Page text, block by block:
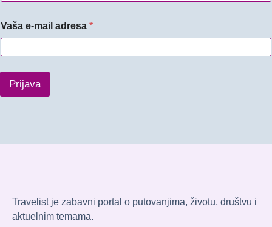
Vaša e-mail adresa *
Prijava
Travelist je zabavni portal o putovanjima, životu, društvu i
aktuelnim temama.